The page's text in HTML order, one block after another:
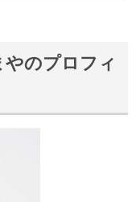
のプロフィ